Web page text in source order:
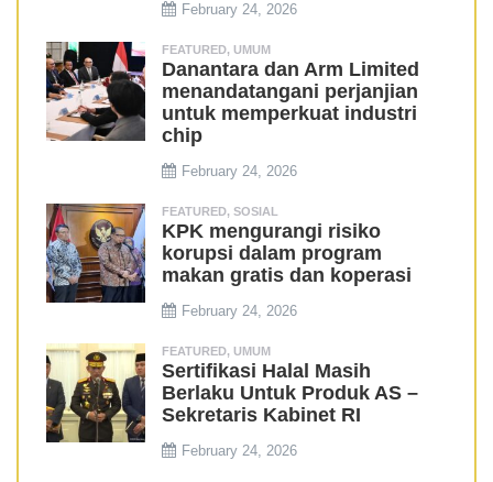
February 24, 2026
FEATURED, UMUM
Danantara dan Arm Limited
menandatangani perjanjian
untuk memperkuat industri
chip
February 24, 2026
FEATURED, SOSIAL
KPK mengurangi risiko
korupsi dalam program
makan gratis dan koperasi
February 24, 2026
FEATURED, UMUM
Sertifikasi Halal Masih
Berlaku Untuk Produk AS –
Sekretaris Kabinet RI
February 24, 2026